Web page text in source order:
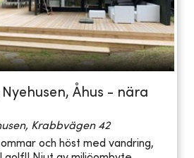
Nyehusen, Åhus - nära
Krabbvägen 42
och höst med vandring,